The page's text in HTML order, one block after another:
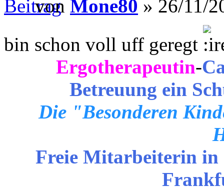
von Mone80 » 26/11/
bin schon voll uff geregt
Ergotherapeutin-
Betreuung ein
Die "Besonderen
Freie Mitarbeiterin in